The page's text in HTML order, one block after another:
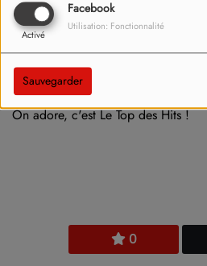
Facebook
Activé
Utilisation: Fonctionnalité
Sauvegarder
0
Radio ISA -C'est le hit latino -
On adore, c'est Le Top des Hits !